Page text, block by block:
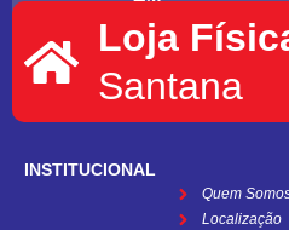
Loja
Santana
INSTITUCIONAL
Quem
Localização